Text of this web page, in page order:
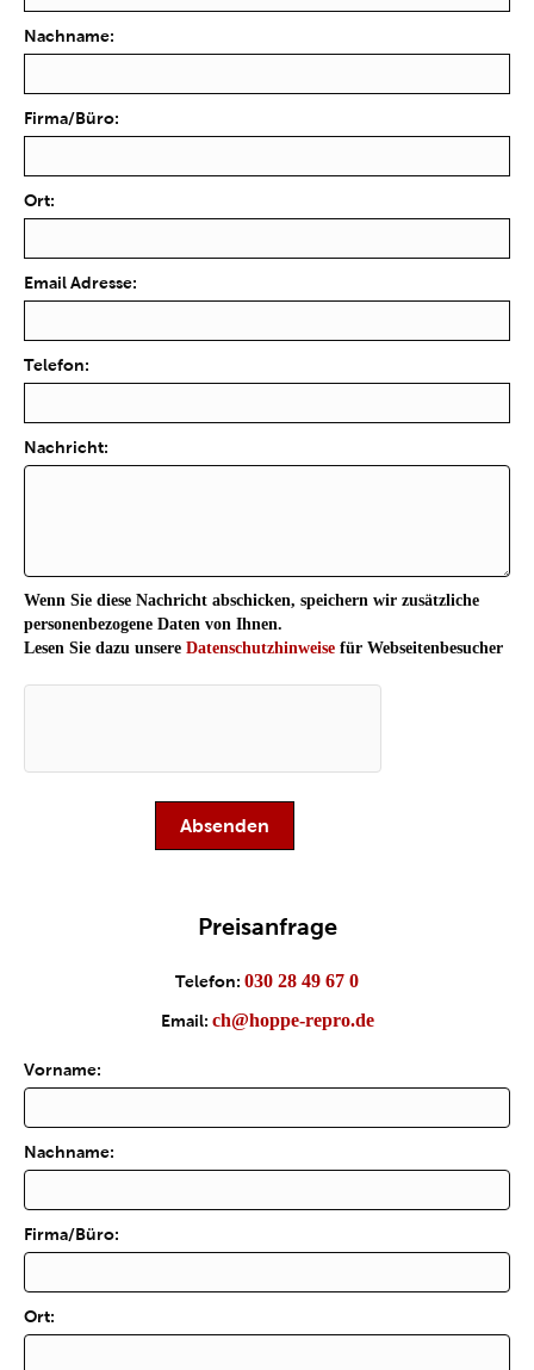
Nachname:
Firma/Büro:
Ort:
Email Adresse:
Telefon:
Nachricht:
Wenn Sie diese Nachricht abschicken, speichern wir zusätzliche
personenbezogene Daten von Ihnen.
Lesen Sie dazu unsere Datenschutzhinweise für Webseitenbesucher
Preisanfrage
Telefon: 030 28 49 67 0
Email: ch@hoppe-repro.de
Vorname:
Nachname:
Firma/Büro:
Ort: